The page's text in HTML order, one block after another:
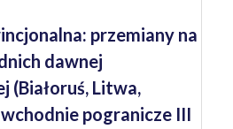
przemiany na
dawnej
(Białoruś, Litwa,
pogranicze III